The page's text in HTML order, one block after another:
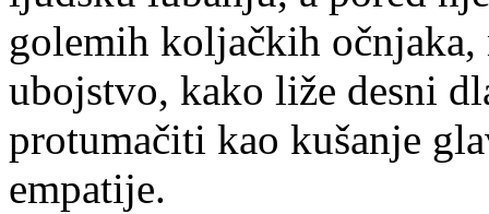
golemih koljačkih
ubojstvo, kako liže desni
protumačiti kao kušanje
empatije.